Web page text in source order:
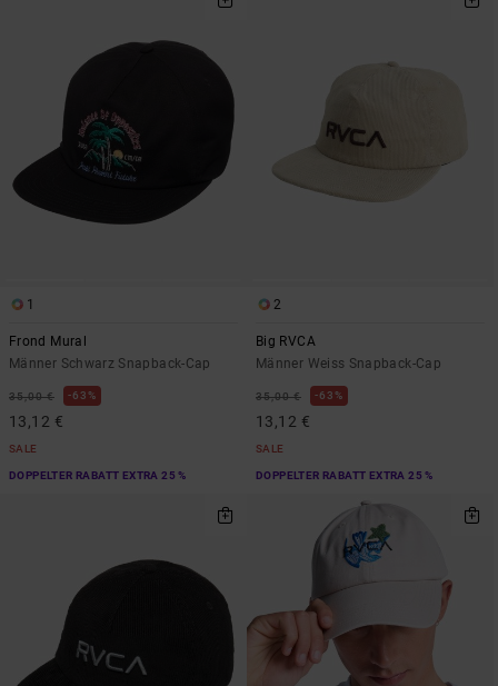
1
Frond Mural
Männer Schwarz Snapback-Cap
35,00 € 63%
13,12 €
SALE
DOPPELTER RABATT EXTRA 25 %
2
Big RVCA
Männer Weiss Snapback-Cap
35,00 € 63%
13,12 €
SALE
DOPPELTER RABATT EXTRA 25 %